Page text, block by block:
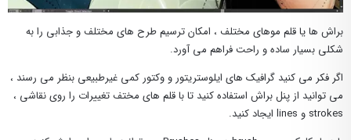
براش ها یا قلم موهای مختلف ، امکان ترسیم طرح های مختلف و جذابی را به
شکلی بسیار ساده و راحت فراهم می آورد.
اگر فکر می کنید گرافیک های ایلوستریتور و وکتور کمی غیرطبیعی بنظر می رسند ،
می توانید از پنل براش استفاده کنید تا با قلم های مختف تغییرات را روی نقاشی ،
strokes و lines ایجاد کنید.